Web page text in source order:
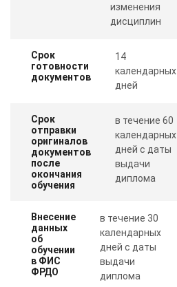
изменения
дисциплин
Срок
готовности
документов
14
календарных
дней
Срок
отправки
оригиналов
документов
после
окончания
обучения
в течение 60
календарных
дней с даты
выдачи
диплома
Внесение
данных
об
обучении
в ФИС
ФРДО
в течение 30
календарных
дней с даты
выдачи
диплома